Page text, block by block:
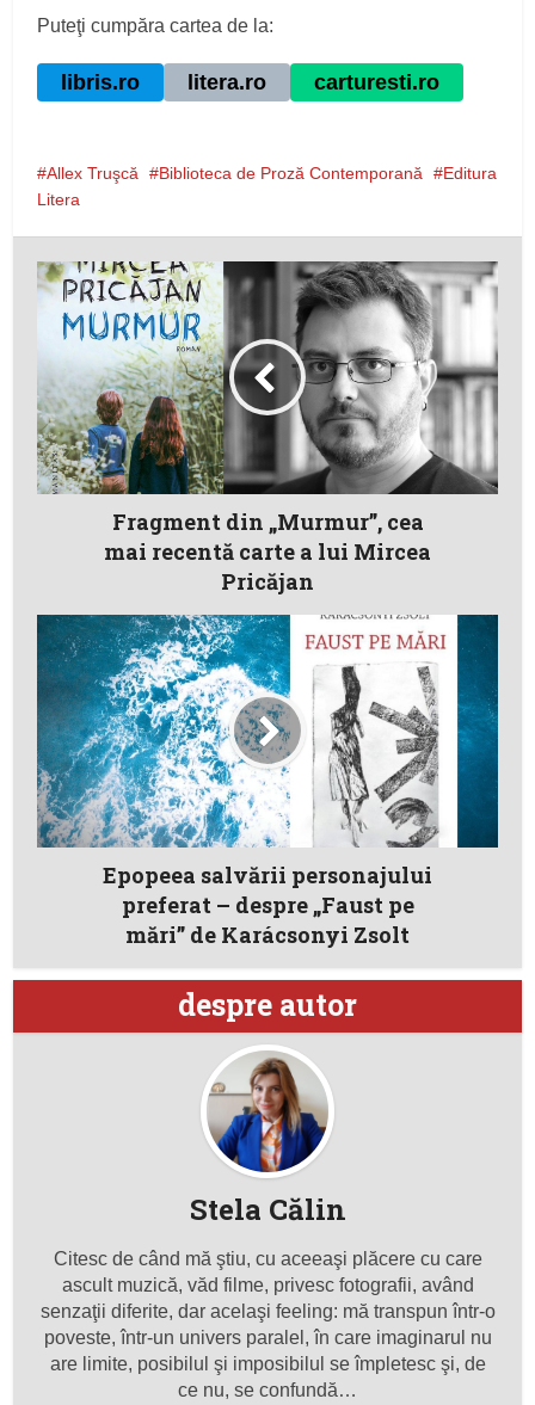
Puteţi cumpăra cartea de la:
libris.ro litera.ro carturesti.ro
Allex Truşcă Biblioteca de Proză Contemporană
Editura
Litera
Fragment din „Murmur”, cea
mai recentă carte a lui Mircea
Pricăjan
Epopeea salvării personajului
preferat – despre „Faust pe
mări” de Karácsonyi Zsolt
despre autor
Stela Călin
Citesc de când mă ştiu, cu aceeaşi plăcere cu care
ascult muzică, văd filme, privesc fotografii, având
senzaţii diferite, dar acelaşi feeling: mă transpun într-o
poveste, într-un univers paralel, în care imaginarul nu
are limite, posibilul şi imposibilul se împletesc şi, de
ce nu, se confundă…